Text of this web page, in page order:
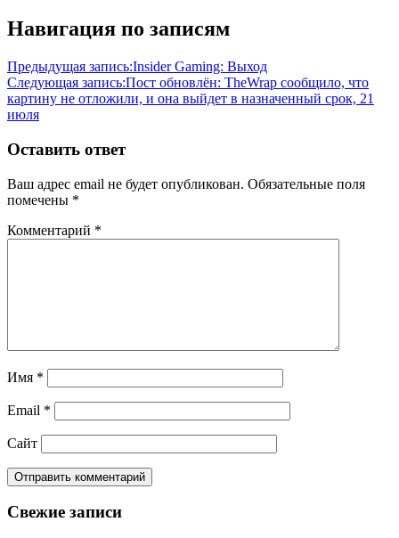
Навигация по записям
Предыдущая запись:Insider Gaming: Выход
Следующая запись:Пост обновлён: TheWrap сообщило, что
картину не отложили, и она выйдет в назначенный срок, 21
июля
Оставить ответ
Ваш адрес email не будет опубликован. Обязательные поля
помечены *
Комментарий *
Имя *
Email *
Сайт
Свежие записи